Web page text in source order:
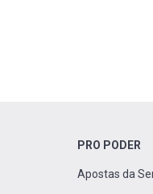
PRO PODER
Apostas da